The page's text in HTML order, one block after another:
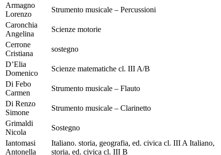
Armagno
Lorenzo
Strumento musicale – Percussioni
Caronchia
Angelina
Scienze motorie
Cerrone
Cristiana
sostegno
D’Elia
Domenico
Scienze matematiche cl. III A/B
Di Febo
Carmen
Strumento musicale – Flauto
Di Renzo
Simone
Strumento musicale – Clarinetto
Grimaldi
Nicola
Sostegno
Iantomasi
Antonella
Italiano. storia, geografia, ed. civica cl. III A Italiano,
storia, ed. civica cl. III B